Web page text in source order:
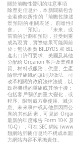
關於前瞻性聲明的注意事項
除歷史信息外，本新聞稿包
全港條款所指的「前瞻性陳
景預期的相關表述。前瞻
會」、「預期」、「未來」
當前的計劃和預期，並受到
成為現實，實際結果可能與
於：無法推廣 BILDYOS 和
進出口許可要求、美國及其
分配給 Organon 客戶及業務
質、材料或服務；供應、生
險管理組織的規則與做法、
改革相關的政府法律法規，
政府機構的重組或其他干擾
包括客戶關係的重大變化，
程序、限制處方藥使用、減
息、未來事件或其他原因而
異的其他因素，可見於
最新的年度報告 Form 10-K
10-Q），可在 SEC 網站
類網站所載信息均不構成本
方網站內容不承擔責任。